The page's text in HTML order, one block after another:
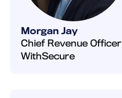
Morgan Jay
Chief Revenue Officer
WithSecure